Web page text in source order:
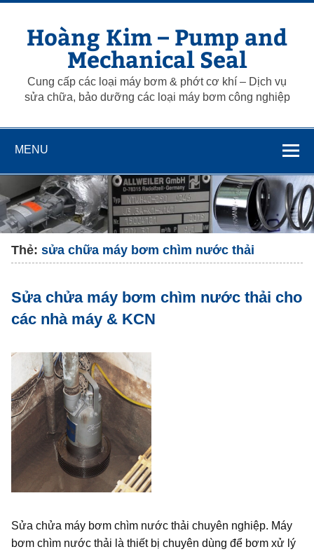
Skip
contentHoàng Kim – Pump and
Mechanical Seal
Cung cấp các loại máy bơm & phớt cơ khí – Dịch vụ
sửa chữa, bảo dưỡng các loại máy bơm công nghiệp
MENU
Thẻ: sửa chữa máy bơm chìm nước thải
Sửa chửa máy bơm chìm nước thải cho
các nhà máy & KCN
Sửa chửa máy bơm chìm nước thải chuyên nghiệp. Máy
bơm chìm nước thải là thiết bị chuyên dùng để bơm xử lý